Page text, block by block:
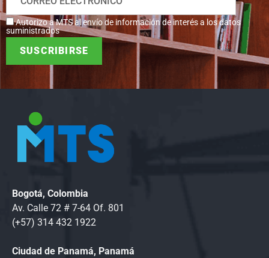
Autorizo a MTS al envío de información de interés a los datos
suministrados
Bogotá, Colombia
Av. Calle 72 # 7-64 Of. 801
(+57) 314 432 1922
Ciudad de Panamá, Panamá